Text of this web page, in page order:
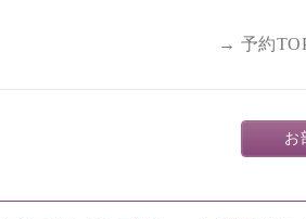
→ 予約
お